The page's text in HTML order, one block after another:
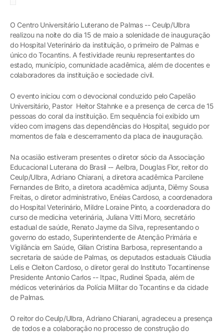
O Centro Universitário Luterano de Palmas -- Ceulp/Ulbra
realizou na noite do dia 15 de maio a solenidade de inauguração
do Hospital Veterinário da instituição, o primeiro de Palmas e
único do Tocantins. A festividade reuniu representantes do
estado, município, comunidade acadêmica, além de docentes e
colaboradores da instituição e sociedade civil.
O evento iniciou com o devocional conduzido pelo Capelão
Universitário, Pastor Heitor Stahnke e a presença de cerca de 15
pessoas do coral da instituição. Em sequência foi exibido um
vídeo com imagens das dependências do Hospital, seguido por
momentos de fala e descerramento da placa de inauguração.
Na ocasião estiveram presentes o diretor sócio da Associação
Educacional Luterana do Brasil -- Aelbra, Douglas Flor, reitor do
Ceulp/Ulbra, Adriano Chiarani, a diretora acadêmica Parcilene
Fernandes de Brito, a diretora acadêmica adjunta, Diêmy Sousa
Freitas, o diretor administrativo, Enéias Cardoso, a coordenadora
do Hospital Veterinário, Mildre Loraine Pinto, a coordenadora do
curso de medicina veterinária, Juliana Vitti Moro, secretário
estadual de saúde, Renato Jayme da Silva, representando o
governo do estado, Superintendente de Atenção Primária e
Vigilância em Saúde, Gilian Cristina Barbosa, representando a
secretaria de saúde de Palmas, os deputados estaduais Cláudia
Lelis e Cleiton Cardoso, o diretor geral do Instituto Tocantinense
Presidente Antonio Carlos -- Itpac, Rudinei Spada, além de
médicos veterinários da Polícia Militar do Tocantins e da cidade
de Palmas.
O reitor do Ceulp/Ulbra, Adriano Chiarani, agradeceu a presença
de todos e a colaboração no processo de construção do